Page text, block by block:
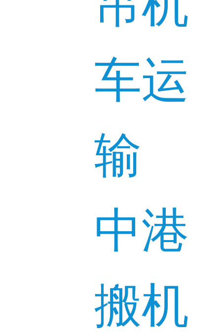
车运
输
中港
搬机